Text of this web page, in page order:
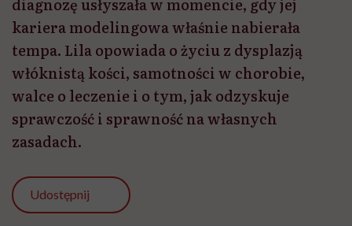
diagnozę usłyszała w momencie, gdy jej
kariera modelingowa właśnie nabierała
tempa. Lila opowiada o życiu z dysplazją
włóknistą kości, samotności w chorobie,
walce o leczenie i o tym, jak odzyskuje
sprawczość i sprawność na własnych
zasadach.
Udostępnij